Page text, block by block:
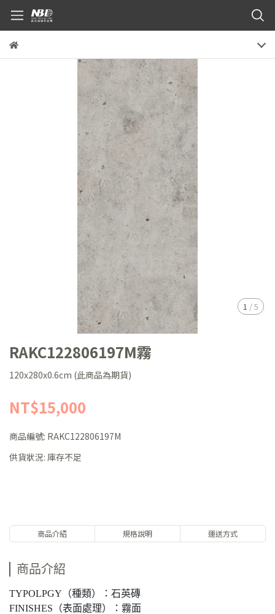
1 /5
RAKC122806197M霧
120x280x0.6cm (此商品為期貨)
NT$15,000
商品編號: RAKC122806197M
供貨狀況: 庫存不足
商品介紹 規格說明 運送方式
商品介紹
TYPOLPGY（種類）：石英磚
FINISHES（表面處理）：霧面